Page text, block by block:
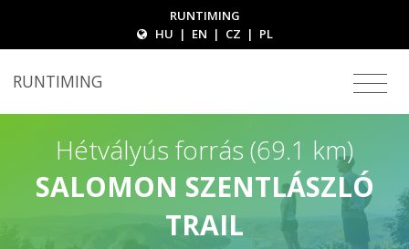
RUNTIMING
HU | EN | CZ | PL
RUNTIMING
Hétvályús forrás (69.1 km)
SALOMON SZENTLÁSZLÓ
TRAIL